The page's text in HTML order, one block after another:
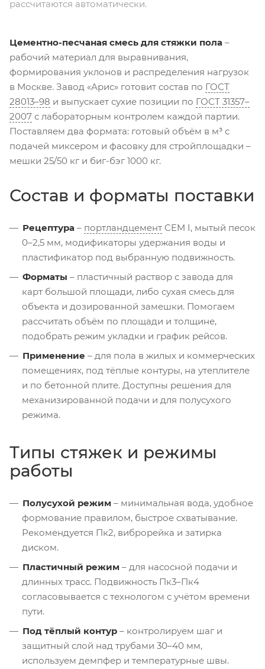
рассчитаются автоматически.
Цементно-песчаная смесь для стяжки пола –
рабочий материал для выравнивания,
формирования уклонов и распределения нагрузок
в Москве. Завод «Арис» готовит состав по ГОСТ
28013–98 и выпускает сухие позиции по ГОСТ 31357–
2007 с лабораторным контролем каждой партии.
Поставляем два формата: готовый объём в м³ с
подачей миксером и фасовку для стройплощадки –
мешки 25/50 кг и биг-бэг 1000 кг.
Состав и форматы поставки
Рецептура – портландцемент CEM I, мытый песок
0–2,5 мм, модификаторы удержания воды и
пластификатор под выбранную подвижность.
Форматы – пластичный раствор с завода для
карт большой площади, либо сухая смесь для
объекта и дозированной замешки. Помогаем
рассчитать объём по площади и толщине,
подобрать режим укладки и график рейсов.
Применение – для пола в жилых и коммерческих
помещениях, под тёплые контуры, на утеплителе
и по бетонной плите. Доступны решения для
механизированной подачи и для полусухого
режима.
Типы стяжек и режимы
работы
Полусухой режим – минимальная вода, удобное
формование правилом, быстрое схватывание.
Рекомендуется Пк2, виброрейка и затирка
диском.
Пластичный режим – для насосной подачи и
длинных трасс. Подвижность Пк3–Пк4
согласовывается с технологом с учётом времени
пути.
Под тёплый контур – контролируем шаг и
защитный слой над трубами 30–40 мм,
используем демпфер и температурные швы.